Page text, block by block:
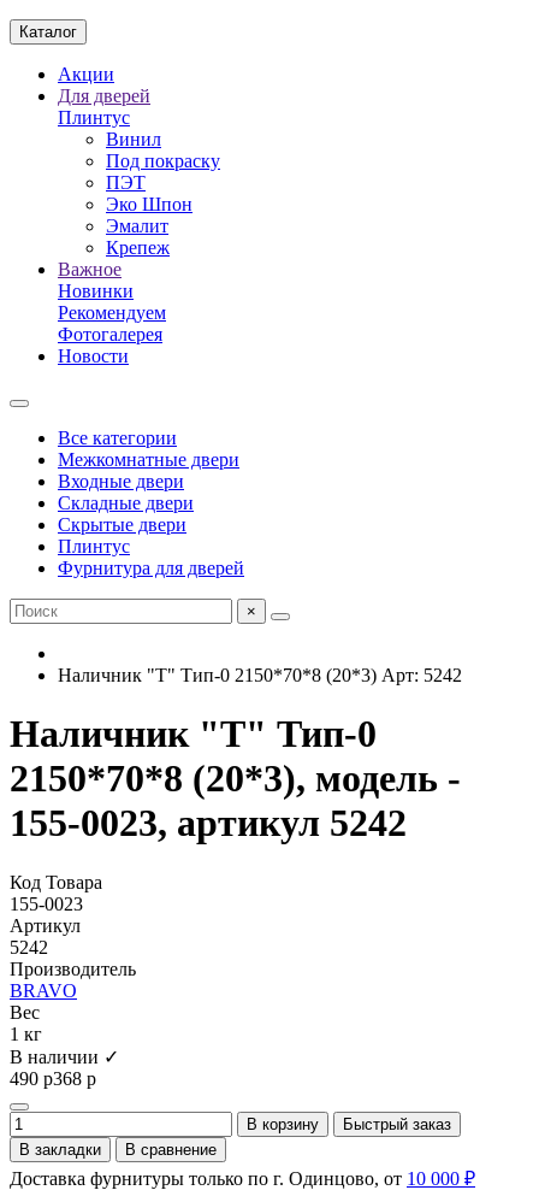
Каталог
Акции
Для дверей
Плинтус
Винил
Под покраску
ПЭТ
Эко Шпон
Эмалит
Крепеж
Важное
Новинки
Рекомендуем
Фотогалерея
Новости
Все категории
Межкомнатные двери
Входные двери
Складные двери
Скрытые двери
Плинтус
Фурнитура для дверей
×
Наличник "Т" Тип-0 2150*70*8 (20*3) Арт: 5242
Наличник "Т" Тип-0
2150*70*8 (20*3), модель -
155-0023, артикул 5242
Код Товара
155-0023
Артикул
5242
Производитель
BRAVO
Вес
1 кг
В наличии ✓
490 р368 р
В корзину
Быстрый заказ
В закладки
В сравнение
Доставка фурнитуры только по г. Одинцово, от 10 000 ₽